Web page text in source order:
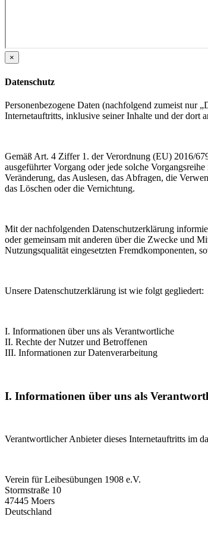
×
Datenschutz
Personenbezogene Daten (nachfolgend zumeist nur
Internetauftritts, inklusive seiner Inhalte und der dort
Gemäß Art. 4 Ziffer 1. der Verordnung (EU) 2016/
ausgeführter Vorgang oder jede solche
Veränderung, das Auslesen, das Abfragen, die
das Löschen oder die Vernichtung.
Mit der nachfolgenden Datenschutzerklärung
oder gemeinsam mit anderen über die Zwecke und
Nutzungsqualität eingesetzten Fremdkomponenten,
Unsere Datenschutzerklärung ist wie folgt gegliedert:
I. Informationen über uns als Verantwortliche
II. Rechte der Nutzer und Betroffenen
III. Informationen zur Datenverarbeitung
I. Informationen über uns als
Verantwortlicher Anbieter dieses Internetauftritts im
Verein für Leibesübungen 1908 e.V.
Stormstraße 10
47445 Moers
Deutschland